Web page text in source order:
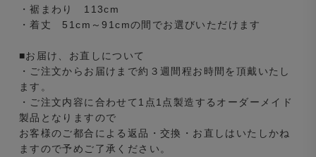
・裾まわり 113cm
・着丈 51cm～91cmの間でお選びいただけます
■お届け、お直しについて
・ご注文からお届けまで約３週間程お時間を頂戴いたし
ます。
・ご注文内容に合わせて1点1点製造するオーダーメイド
製品となりますので
お客様のご都合による返品・交換・お直しはいたしかね
ますので予めご了承ください。